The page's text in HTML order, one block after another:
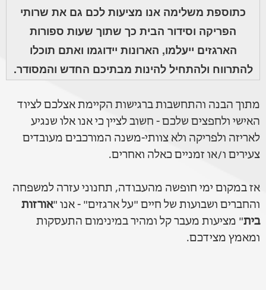
כתוספת משלימה אנו מציעות לכם גם את שרותי
הפריקה וסידור הבית כך שתוך שעות ספורות
הארגזים ייעלמו, הארונות יידוגמו ואתם תוכלו
להתרווח ולהתחיל להינות מבתיכם החדש והמסודר.
מתוך הבנה והתחשבות ברגישות הקיימת אצלכם לציוד
האישי ולחפצים שלכם - חשוב לציין כי אנו אלו שנגיע
לאריזה ולפריקה ולא צוותי-משנה המורכבים מעובדים
צעירים ו/או זמניים כאלה ואחרים.
אז במקום ימי חופשה מהעבודה, תחנוני עזרה למשפחה
והחברים ושבועות של חיים "על ארגזים" - אנו "אורזות
בית" מציעות מעבר קל ומהיר במינימום התעסקות
ומאמץ מצידכם.